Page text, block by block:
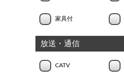
家具付
放送・通信
CATV